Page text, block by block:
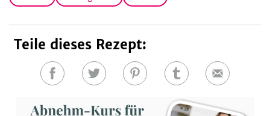
Teile dieses Rezept:
Auf
teilen
Auf
teilen
Auf
teilen
Auf
teilen
E-